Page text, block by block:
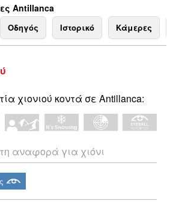
Antillanca
Οδηγός Ιστορικό Κάμερες
χιονιού κοντά σε Antillanca:
αναφορά για χιόνι